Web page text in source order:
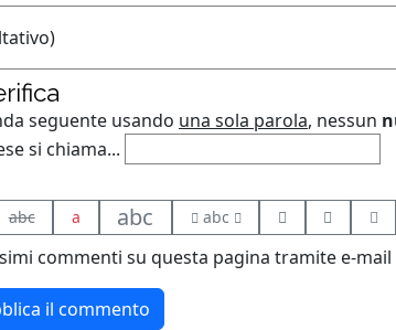
seguente usando una sola parola, nessun
si chiama...
abc a abc abc
commenti su questa pagina tramite e-mail